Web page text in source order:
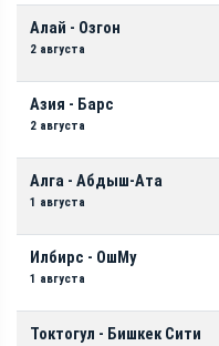
Алай - Озгон
2 августа
Азия - Барс
2 августа
Алга - Абдыш-Ата
1 августа
Илбирс - ОшМу
1 августа
Токтогул - Бишкек Сити